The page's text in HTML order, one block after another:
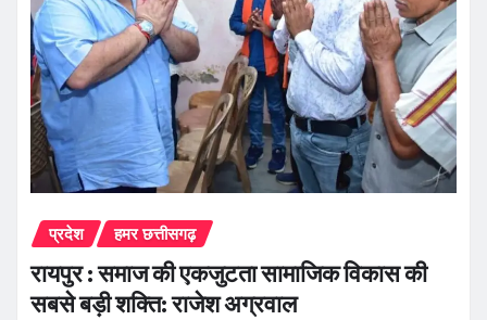
प्रदेश हमर छत्तीसगढ़
रायपुर : समाज की एकजुटता सामाजिक विकास की
सबसे बड़ी शक्ति: राजेश अग्रवाल